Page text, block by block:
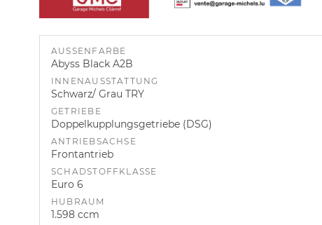
AUSSENFARBE
Abyss Black A2B
INNENAUSSTATTUNG
Schwarz/ Grau TRY
GETRIEBE
Doppelkupplungsgetriebe (DSG)
ANTRIEBSACHSE
Frontantrieb
SCHADSTOFFKLASSE
Euro 6
HUBRAUM
1.598 ccm